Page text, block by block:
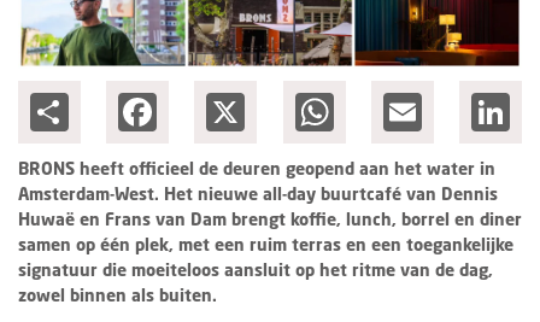
Facebook WhatsAppEmail
BRONS heeft officieel de deuren geopend aan het water in
Amsterdam-West. Het nieuwe all-day buurtcafé van Dennis
Huwaë en Frans van Dam brengt koffie, lunch, borrel en diner
samen op één plek, met een ruim terras en een toegankelijke
signatuur die moeiteloos aansluit op het ritme van de dag,
zowel binnen als buiten.